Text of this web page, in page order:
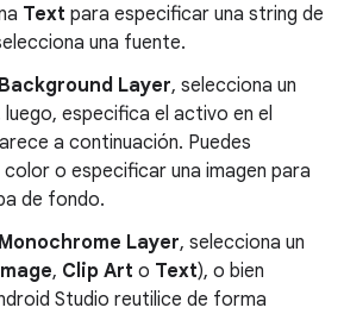
Text para especificar una string de
una fuente.
Background Layer, selecciona un
luego, especifica el activo en el
a continuación. Puedes
o especificar una imagen para
de fondo.
Monochrome Layer, selecciona un
, Clip Art o Text), o bien
Studio reutilice de forma